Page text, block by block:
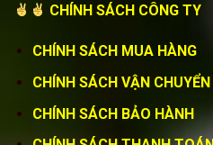
CHÍNH SÁCH CÔNG TY
CHÍNH SÁCH MUA HÀNG
CHÍNH SÁCH VẬN CHUYỂN
CHÍNH SÁCH BẢO HÀNH